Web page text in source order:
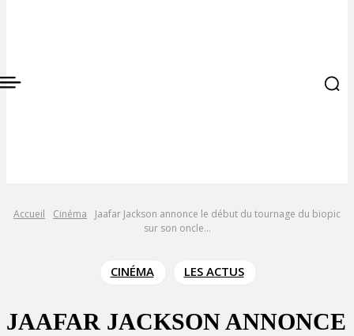
Accueil Cinéma
Jaafar Jackson annonce le début du tournage du biopic
sur son oncle...
CINÉMA LES ACTUS
JAAFAR JACKSON ANNONCE